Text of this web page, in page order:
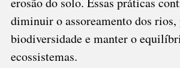
diminuir o assoreamento dos rios,
biodiversidade e manter o
ecossistemas.